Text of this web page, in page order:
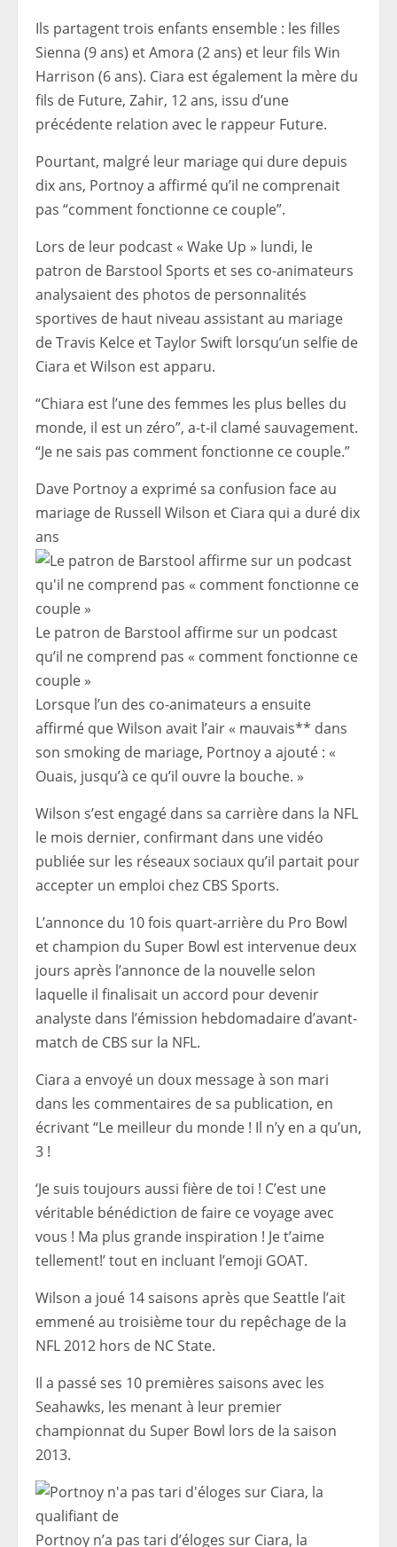
Ils partagent trois enfants ensemble : les filles
Sienna (9 ans) et Amora (2 ans) et leur fils Win
Harrison (6 ans). Ciara est également la mère du
fils de Future, Zahir, 12 ans, issu d’une
précédente relation avec le rappeur Future.
Pourtant, malgré leur mariage qui dure depuis
dix ans, Portnoy a affirmé qu’il ne comprenait
pas “comment fonctionne ce couple”.
Lors de leur podcast « Wake Up » lundi, le
patron de Barstool Sports et ses co-animateurs
analysaient des photos de personnalités
sportives de haut niveau assistant au mariage
de Travis Kelce et Taylor Swift lorsqu’un selfie de
Ciara et Wilson est apparu.
“Chiara est l’une des femmes les plus belles du
monde, il est un zéro”, a-t-il clamé sauvagement.
“Je ne sais pas comment fonctionne ce couple.”
Dave Portnoy a exprimé sa confusion face au
mariage de Russell Wilson et Ciara qui a duré dix
ans
Le patron de Barstool affirme sur un podcast
qu’il ne comprend pas « comment fonctionne ce
couple »
Lorsque l’un des co-animateurs a ensuite
affirmé que Wilson avait l’air « mauvais** dans
son smoking de mariage, Portnoy a ajouté : «
Ouais, jusqu’à ce qu’il ouvre la bouche. »
Wilson s’est engagé dans sa carrière dans la NFL
le mois dernier, confirmant dans une vidéo
publiée sur les réseaux sociaux qu’il partait pour
accepter un emploi chez CBS Sports.
L’annonce du 10 fois quart-arrière du Pro Bowl
et champion du Super Bowl est intervenue deux
jours après l’annonce de la nouvelle selon
laquelle il finalisait un accord pour devenir
analyste dans l’émission hebdomadaire d’avant-
match de CBS sur la NFL.
Ciara a envoyé un doux message à son mari
dans les commentaires de sa publication, en
écrivant “Le meilleur du monde ! Il n’y en a qu’un,
3 !
‘Je suis toujours aussi fière de toi ! C’est une
véritable bénédiction de faire ce voyage avec
vous ! Ma plus grande inspiration ! Je t’aime
tellement!’ tout en incluant l’emoji GOAT.
Wilson a joué 14 saisons après que Seattle l’ait
emmené au troisième tour du repêchage de la
NFL 2012 hors de NC State.
Il a passé ses 10 premières saisons avec les
Seahawks, les menant à leur premier
championnat du Super Bowl lors de la saison
2013.
Portnoy n’a pas tari d’éloges sur Ciara, la